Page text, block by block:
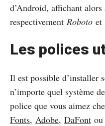
d’Android, affichant alors
respectivement Roboto et
Les polices
Il est possible d’installer
n’importe quel système
police que vous aimez
Fonts, Adobe, DaFont